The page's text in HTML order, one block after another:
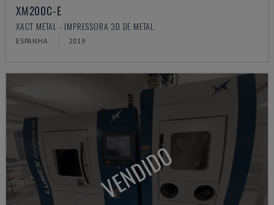
XM200C-E
XACT METAL - IMPRESSORA 3D DE METAL
ESPANHA 2019
VENDIDO